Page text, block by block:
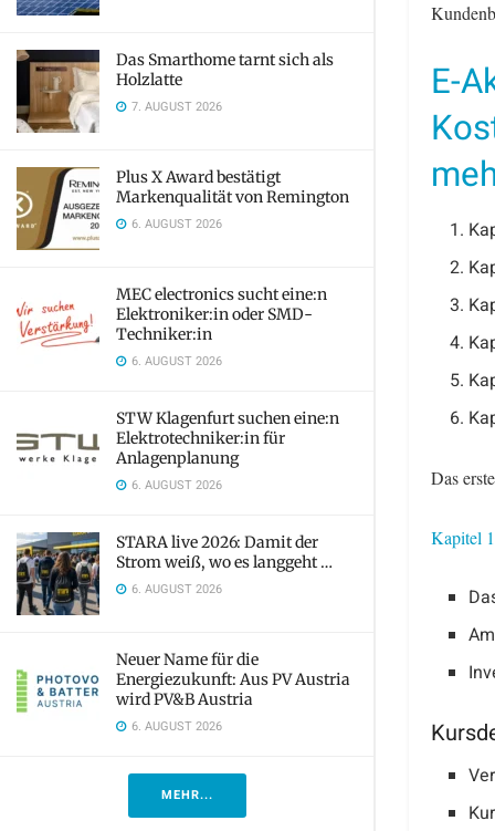
Das Smarthome tarnt sich als
Holzlatte
7. AUGUST 2026
Plus X Award bestätigt
Markenqualität von Remington
6. AUGUST 2026
MEC electronics sucht eine:n
Elektroniker:in oder SMD-
Techniker:in
6. AUGUST 2026
STW Klagenfurt suchen eine:n
Elektrotechniker:in für
Anlagenplanung
6. AUGUST 2026
STARA live 2026: Damit der
Strom weiß, wo es langgeht …
6. AUGUST 2026
Neuer Name für die
Energiezukunft: Aus PV Austria
wird PV&B Austria
6. AUGUST 2026
MEHR...
E-
Das
Kapitel